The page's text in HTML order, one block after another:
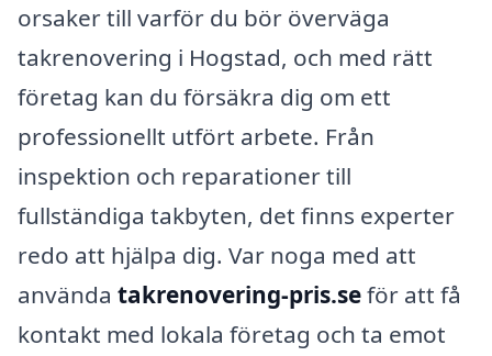
orsaker till varför du bör överväga
takrenovering i Hogstad, och med rätt
företag kan du försäkra dig om ett
professionellt utfört arbete. Från
inspektion och reparationer till
fullständiga takbyten, det finns experter
redo att hjälpa dig. Var noga med att
använda takrenovering-pris.seför att få
kontakt med lokala företag och ta emot